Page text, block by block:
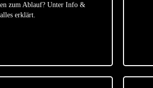
zum Ablauf? Unter Info &
erklärt.